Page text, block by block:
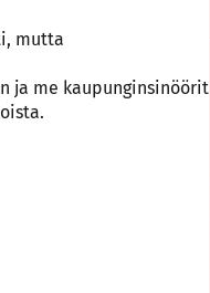
mutta
ja me kaupunginsinöörit